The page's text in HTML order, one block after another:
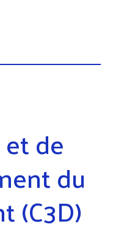
de
du
(C3D)